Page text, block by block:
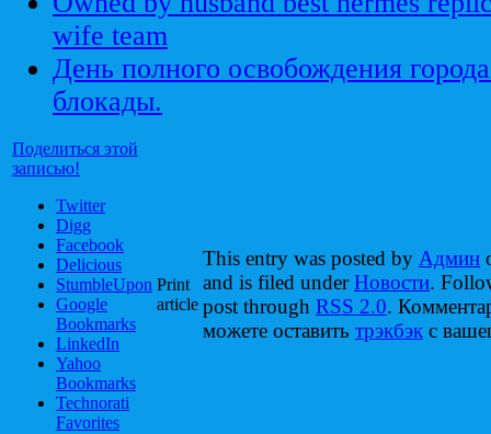
wife team
День полного освобождения
блокады.
Поделиться этой
записью!
Twitter
Digg
Facebook
Delicious
StumbleUpon
Google
Bookmarks
LinkedIn
Yahoo
Bookmarks
Technorati
Favorites
Print
article
This entry was posted by Админ
and is filed underНовости.
post through RSS 2.0.
можете оставить трэкбэк с